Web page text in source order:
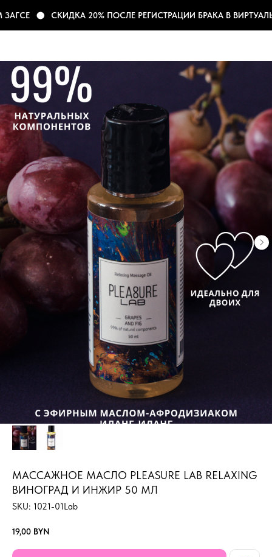
СКИДКА 20% ПОСЛЕ РЕГИСТРАЦИИ БРАКА В
МАССАЖНОЕ МАСЛО PLEASURE LAB RELAXING
ВИНОГРАД И ИНЖИР 50 МЛ
SKU: 1021-01Lab
19,00 BYN